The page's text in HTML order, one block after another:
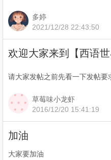
多婷
2021/12/28 22:43:50
欢迎大家来到【西语
请大家发帖之前先看一下发帖要
草莓味小龙虾
2016/12/20 15:41:19
加油
大家要加油